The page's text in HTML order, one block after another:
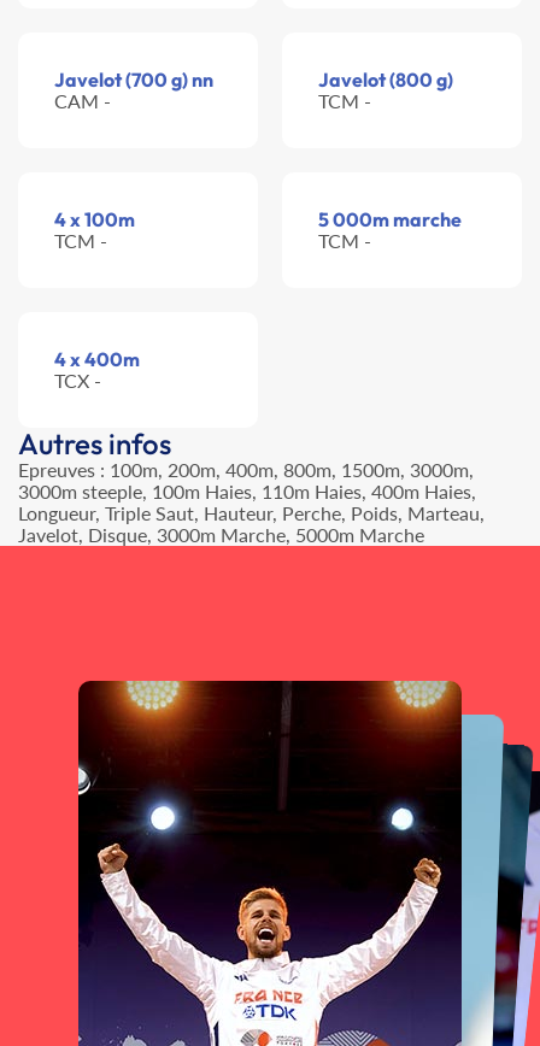
Javelot (700 g) nn
CAM -
Javelot (800 g)
TCM -
4 x 100m
TCM -
5 000m marche
TCM -
4 x 400m
TCX -
Autres infos
Epreuves : 100m, 200m, 400m, 800m, 1500m, 3000m,
3000m steeple, 100m Haies, 110m Haies, 400m Haies,
Longueur, Triple Saut, Hauteur, Perche, Poids, Marteau,
Javelot, Disque, 3000m Marche, 5000m Marche